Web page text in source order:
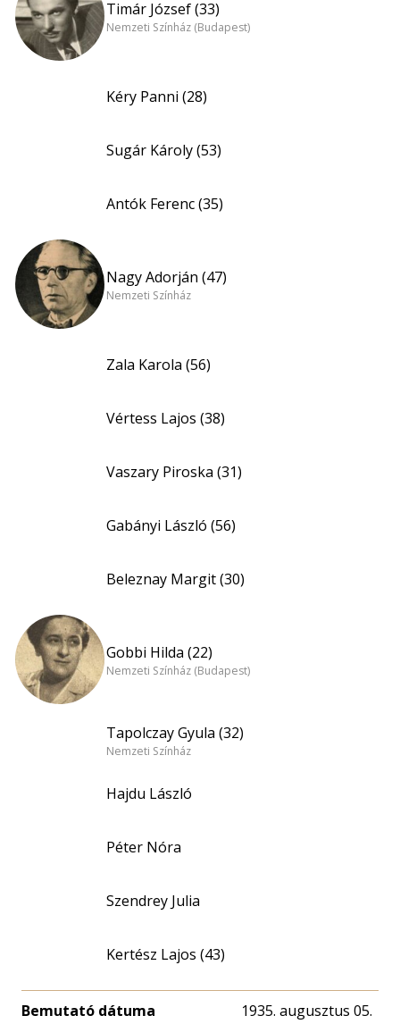
Timár József (33)
Nemzeti Színház (Budapest)
Kéry Panni (28)
Sugár Károly (53)
Antók Ferenc (35)
Nagy Adorján (47)
Nemzeti Színház
Zala Karola (56)
Vértess Lajos (38)
Vaszary Piroska (31)
Gabányi László (56)
Beleznay Margit (30)
Gobbi Hilda (22)
Nemzeti Színház (Budapest)
Tapolczay Gyula (32)
Nemzeti Színház
Hajdu László
Péter Nóra
Szendrey Julia
Kertész Lajos (43)
Bemutató dátuma 1935. augusztus 05.